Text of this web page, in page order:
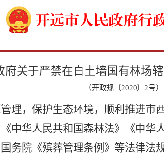
开远市人民政府行
府关于严禁在白土墙国有林场
（开政规〔2020〕2号）
理，保护生态环境，顺利推进市
中华人民共和国森林法》《中华
务院《殡葬管理条例》等法律法